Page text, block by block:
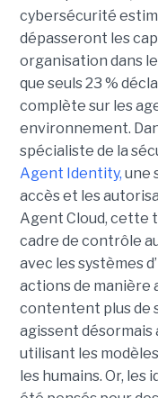
cybersécurité
dépasseront les
organisation dans
que seuls 23 %
complète sur les
environnement.
spécialiste de la
Agent Identity, une
accès et les
Agent Cloud, cette
cadre de contrôle
avec les systèmes
actions de manière
contentent plus de
agissent désormais
utilisant les
les humains. Or, les